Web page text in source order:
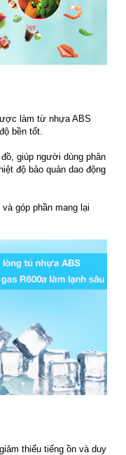
làm từ nhựa ABS
bền tốt.
giúp người dùng phân
độ bảo quản dao động
góp phần mang lại
thiểu tiếng ồn và duy